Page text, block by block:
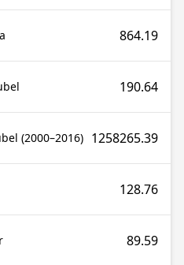
864.19
190.64
(2000–2016) 1258265.39
128.76
89.59